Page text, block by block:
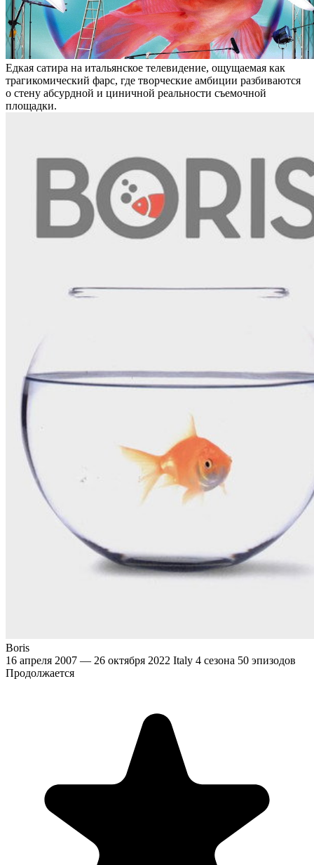
Едкая сатира на итальянское телевидение, ощущаемая как
трагикомический фарс, где творческие амбиции разбиваются
о стену абсурдной и циничной реальности съемочной
площадки.
Boris
16 апреля 2007 — 26 октября 2022 Italy 4 сезона 50 эпизодов
Продолжается